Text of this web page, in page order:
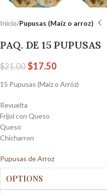
Inicio Pupusas (Maíz o arroz)
PAQ. DE 15 PUPUSAS
$21.00 $17.50
15 Pupusas (Maíz o Arróz)
Revuelta
Frijol con Queso
Queso
Chicharron
Pupusas de Arroz
OPTIONS